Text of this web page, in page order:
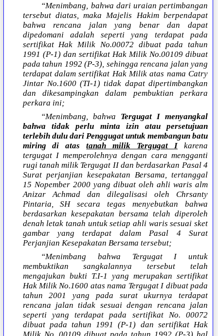
“Menimbang, bahwa dari uraian pertimbangan
tersebut diatas, maka Majelis Hakim berpendapat
bahwa rencana jalan yang benar dan dapat
dipedomani adalah seperti yang terdapat pada
sertifikat Hak Milik No.00072 dibuat pada tahun
1991 (P-1) dan sertifikat Hak Milik No.00109 dibuat
pada tahun 1992 (P-3), sehingga rencana jalan yang
terdapat dalam sertifikat Hak Milik atas nama Catry
Jintar No.1600 (TI-1) tidak dapat dipertimbangkan
dan dikesampingkan dalam pembuktian perkara
perkara ini;
“Menimbang, bahwa Tergugat I menyangkal
bahwa tidak perlu minta izin atau persetujuan
terlebih dulu dari Penggugat untuk membangun batu
miring di atastanah milik Tergugat I karena
tergugat I memperolehnya dengan cara mengganti
rugi tanah milik Tergugat II dan berdasarkan Pasal 4
Surat perjanjian kesepakatan Bersama, tertanggal
15 Nopember 2000 yang dibuat oleh ahli waris alm
Anizar Achmad dan dilegalisasi oleh Chrsanty
Pintaria, SH secara tegas menyebutkan bahwa
berdasarkan kesepakatan bersama telah diperoleh
denah letak tanah untuk setiap ahli waris sesuai sket
gambar yang terdapat dalam Pasal 4 Surat
Perjanjian Kesepakatan Bersama tersebut;
“Menimbang bahwa Tergugat I untuk
membuktikan sangkalannya tersebut telah
mengajukan bukti T.I-1 yang merupakan sertifikat
Hak Milik No.1600 atas nama Tergugat I dibuat pada
tahun 2001 yang pada surat ukurnya terdapat
rencana jalan tidak sesuai dengan rencana jalan
seperti yang terdapat pada sertifikat No. 00072
dibuat pada tahun 1991 (P-1) dan sertifikat Hak